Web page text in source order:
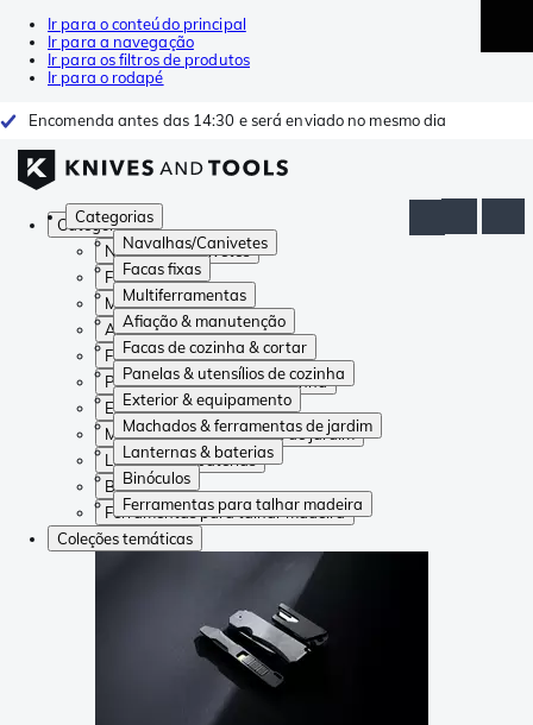
Ir para o conteúdo principal
Ir para a navegação
Ir para os filtros de produtos
Ir para o rodapé
Encomenda antes das 14:30 e será enviado no mesmo dia
Categorias
Navalhas/Canivetes
Facas fixas
Multiferramentas
Afiação & manutenção
Facas de cozinha & cortar
Panelas & utensílios de cozinha
Exterior & equipamento
Machados & ferramentas de jardim
Lanternas & baterias
Binóculos
Ferramentas para talhar madeira
Categorias
Navalhas/Canivetes
Facas fixas
Multiferramentas
Afiação & manutenção
Facas de cozinha & cortar
Panelas & utensílios de cozinha
Exterior & equipamento
Machados & ferramentas de jardim
Lanternas & baterias
Binóculos
Ferramentas para talhar madeira
Coleções temáticas